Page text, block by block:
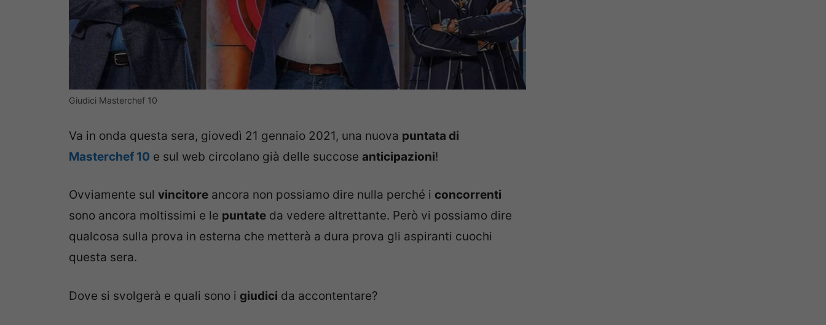
Giudici Masterchef 10
Va in onda questa sera, giovedì 21 gennaio 2021, una nuova puntata di
Masterchef 10 e sul web circolano già delle succose anticipazioni!
Ovviamente sul vincitore ancora non possiamo dire nulla perché i concorrenti
sono ancora moltissimi e le puntate da vedere altrettante. Però vi possiamo dire
qualcosa sulla prova in esterna che metterà a dura prova gli aspiranti cuochi
questa sera.
Dove si svolgerà e quali sono i giudici da accontentare?